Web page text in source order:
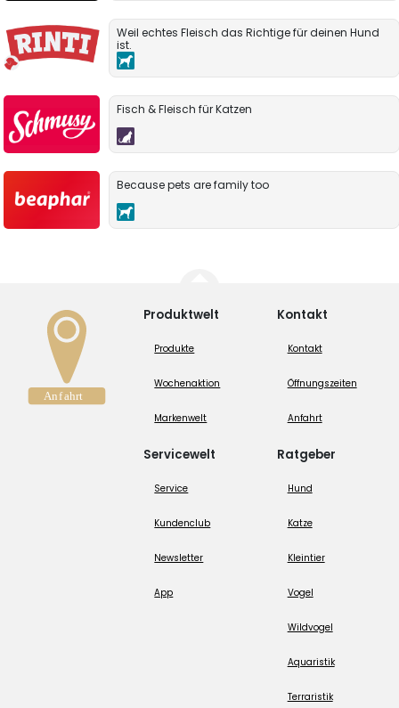
Weil echtes Fleisch das Richtige für deinen Hund
ist.
Fisch & Fleisch für Katzen
Because pets are family too
Produktwelt
Produkte
Wochenaktion
Markenwelt
Servicewelt
Service
Kundenclub
Newsletter
App
Kontakt
Kontakt
Öffnungszeiten
Anfahrt
Ratgeber
Hund
Katze
Kleintier
Vogel
Wildvogel
Aquaristik
Terraristik